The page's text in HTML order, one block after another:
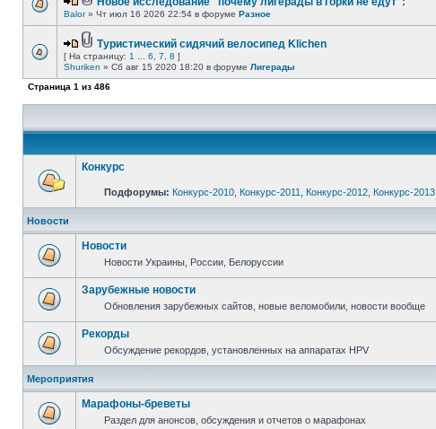
Balor» Чт июл 16 2026 22:54 в форуме Разное
Туристический сидячий велосипед Klichen
[ На страницу: 1 6 7 8 ]
Shuriken » Сб авг 15 2020 18:20 в форуме Лигерады
Страница 1 из 486
Конкурс
Подфорумы: Конкурс-2010 Конкурс-2011 Конкурс-2012 Конкурс-2013
Новости
Новости
Новости Украины, России, Белоруссии
Зарубежные новости
Обновления зарубежных сайтов, новые веломобили, новости вообще
Рекорды
Обсуждение рекордов, установленных на аппаратах HPV
Мероприятия
Марафоны-бреветы
Раздел для анонсов, обсуждения и отчетов о марафонах